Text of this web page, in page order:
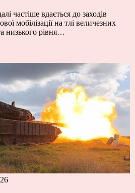
частіше вдається до заходів
мобілізації на тлі величезних
низького рівня…